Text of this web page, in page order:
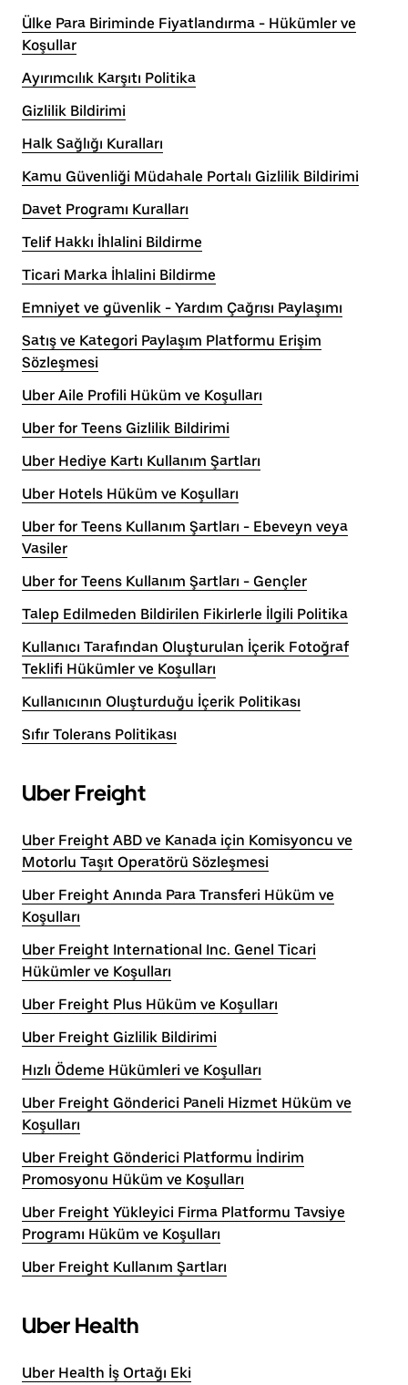
Ülke Para Biriminde Fiyatlandırma - Hükümler ve
Koşullar
Ayırımcılık Karşıtı Politika
Gizlilik Bildirimi
Halk Sağlığı Kuralları
Kamu Güvenliği Müdahale Portalı Gizlilik Bildirimi
Davet Programı Kuralları
Telif Hakkı İhlalini Bildirme
Ticari Marka İhlalini Bildirme
Emniyet ve güvenlik - Yardım Çağrısı Paylaşımı
Satış ve Kategori Paylaşım Platformu Erişim
Sözleşmesi
Uber Aile Profili Hüküm ve Koşulları
Uber for Teens Gizlilik Bildirimi
Uber Hediye Kartı Kullanım Şartları
Uber Hotels Hüküm ve Koşulları
Uber for Teens Kullanım Şartları - Ebeveyn veya
Vasiler
Uber for Teens Kullanım Şartları - Gençler
Talep Edilmeden Bildirilen Fikirlerle İlgili Politika
Kullanıcı Tarafından Oluşturulan İçerik Fotoğraf
Teklifi Hükümler ve Koşulları
Kullanıcının Oluşturduğu İçerik Politikası
Sıfır Tolerans Politikası
Uber Freight
Uber Freight ABD ve Kanada için Komisyoncu ve
Motorlu Taşıt Operatörü Sözleşmesi
Uber Freight Anında Para Transferi Hüküm ve
Koşulları
Uber Freight International Inc. Genel Ticari
Hükümler ve Koşulları
Uber Freight Plus Hüküm ve Koşulları
Uber Freight Gizlilik Bildirimi
Hızlı Ödeme Hükümleri ve Koşulları
Uber Freight Gönderici Paneli Hizmet Hüküm ve
Koşulları
Uber Freight Gönderici Platformu İndirim
Promosyonu Hüküm ve Koşulları
Uber Freight Yükleyici Firma Platformu Tavsiye
Programı Hüküm ve Koşulları
Uber Freight Kullanım Şartları
Uber Health
Uber Health İş Ortağı Eki